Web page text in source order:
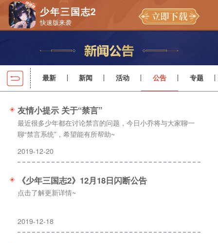
少年三国志2
快速版来袭
最新 新闻 活动 公告 专题
友情小提示 关于“禁言”
最近很多少年都在讨论禁言的问题，今日小乔将与大家聊一
聊“禁言系统”，希望能有所帮助~
2019-12-20
《少年三国志2》12月18日闪断公告
点击了解更新详情~
2019-12-18